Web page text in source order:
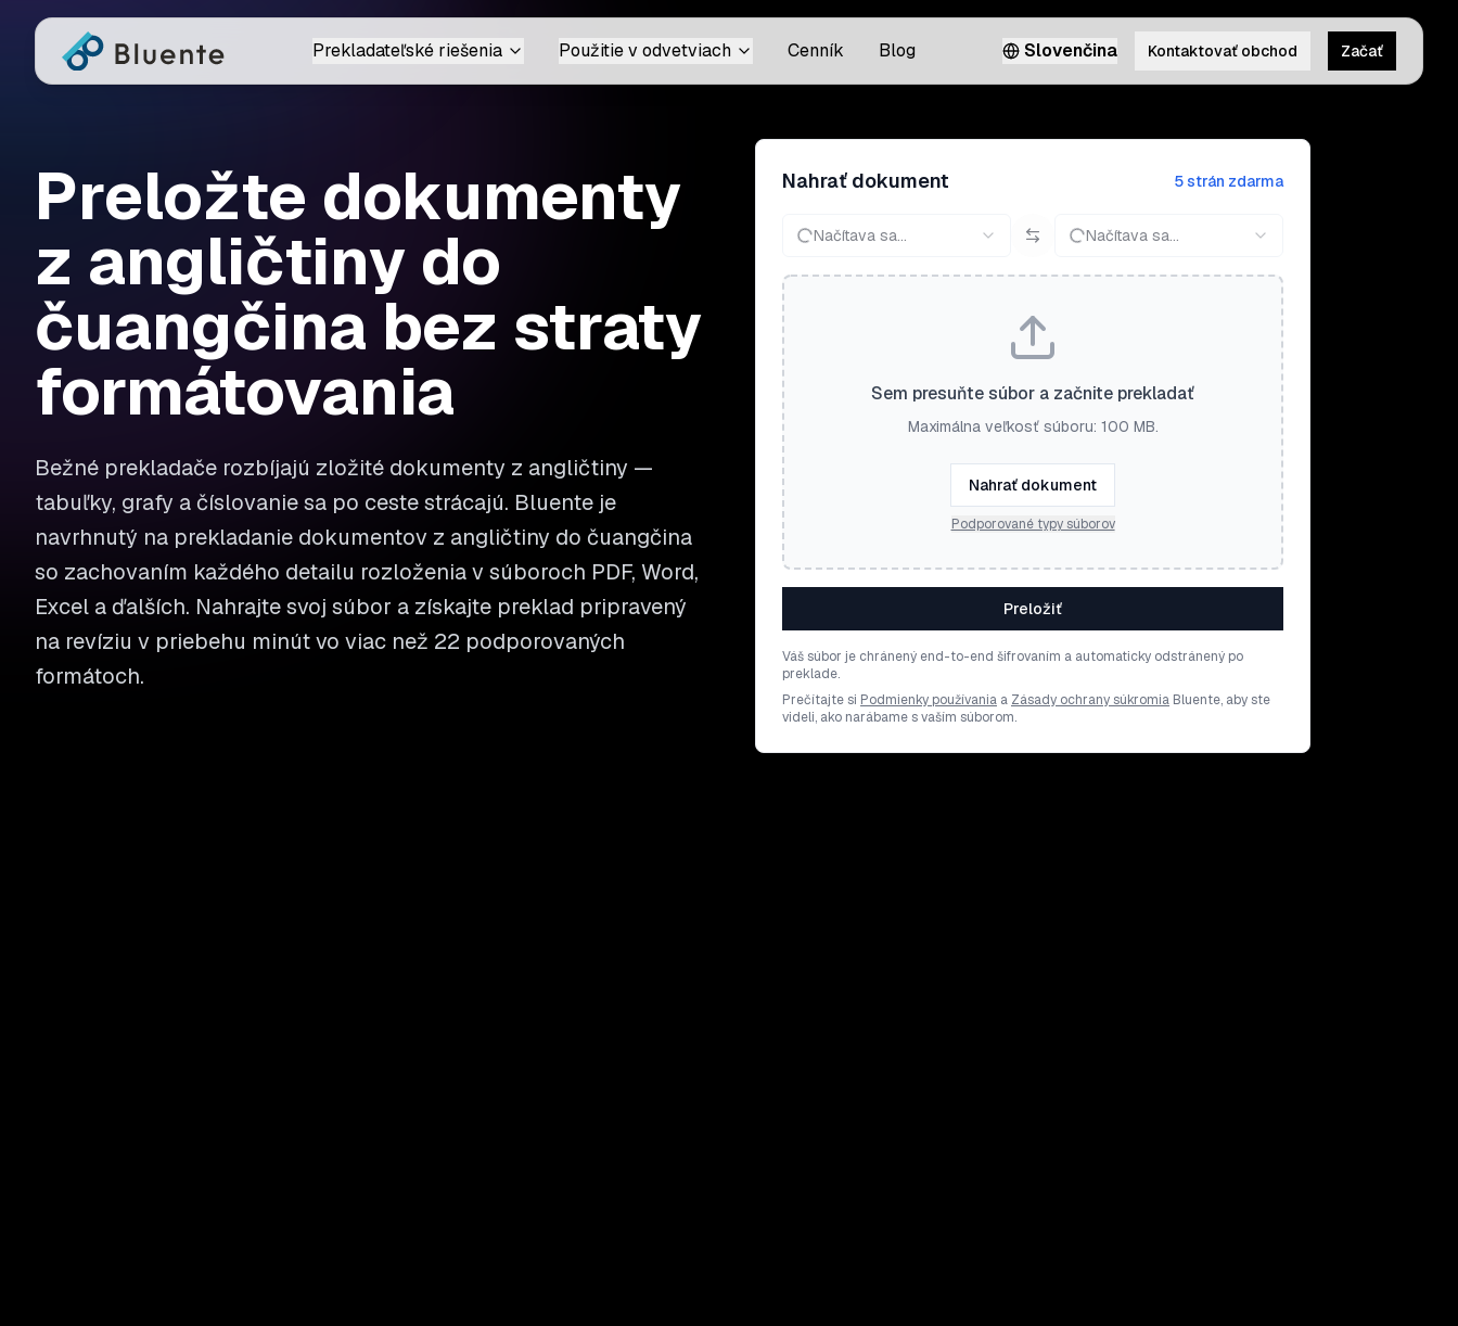
Prekladateľské riešenia Použitie v odvetviach Cenník Blog Slovenčina Kontaktovať obchod Začať
Preložte dokumenty
z angličtiny do
čuangčina bez straty
formátovania
Bežné prekladače rozbíjajú zložité dokumenty z angličtiny —
tabuľky, grafy a číslovanie sa po ceste strácajú. Bluente je
navrhnutý na prekladanie dokumentov z angličtiny do čuangčina
so zachovaním každého detailu rozloženia v súboroch PDF, Word,
Excel a ďalších. Nahrajte svoj súbor a získajte preklad pripravený
na revíziu v priebehu minút vo viac než 22 podporovaných
formátoch.
Nahrať dokument 5 strán zdarma
Načítava sa... Načítava sa...
Sem presuňte súbor a začnite prekladať
Maximálna veľkosť súboru: 100 MB.
Nahrať dokument
Podporované typy súborov
Preložiť
Váš súbor je chránený end-to-end šifrovaním a automaticky odstránený po
preklade.
Prečítajte si Podmienky používania a Zásady ochrany súkromia Bluente, aby ste
videli, ako narábame s vaším súborom.